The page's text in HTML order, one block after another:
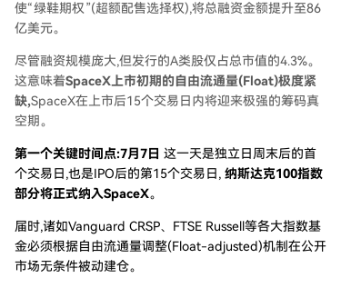
使“绿鞋期权”(超额配售选择权),将总融资金额提升至86
亿美元。
尽管融资规模庞大,但发行的A类股仅占总市值的4.3%。
这意味着SpaceX上市初期的自由流通量(Float)极度紧
缺,SpaceX在上市后15个交易日内将迎来极强的筹码真
空期。
第一个关键时间点:7月7日 这一天是独立日周末后的首
个交易日,也是IPO后的第15个交易日, 纳斯达克100指数
部分将正式纳入SpaceX。
届时,诸如Vanguard CRSP、FTSE Russell等各大指数基
金必须根据自由流通量调整(Float-adjusted)机制在公开
市场无条件被动建仓。